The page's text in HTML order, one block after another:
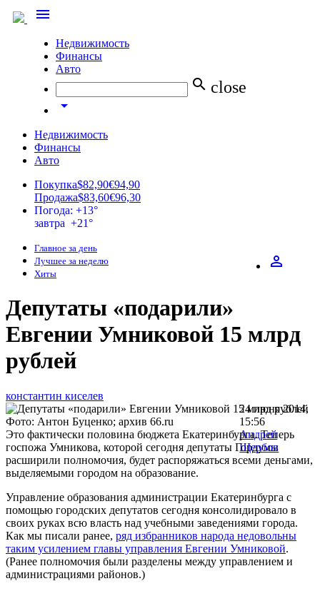
menu
Недвижимость
Финансы
Авто
search close
arrow_drop_down
Недвижимость
Финансы
Авто
Покупка$82,90€94,90
Продажа$83,60€96,30
Погода: +13°
завтра +21°
perm_identity
Главное за день
Лучшее за неделю
Хиты
Депутаты «подарили»
Евгении Умниковой 15 млрд
рублей
константин киселев
24 июня 2014,
15:56
Андрей
Щербов
Фото: Антон Буценко; архив 66.ru
Это фактически половина бюджета Екатеринбурга. Теперь
госпожа Умникова, которой сегодня депутаты Гордумы
расширили полномочия, будет распоряжаться всеми деньгами,
выделяемыми городом на образование.
Управление образования администрации Екатеринбурга с
помощью городских депутатов сегодня консолидировало в
своих руках всю власть над учебными заведениями города.
Как мы писали ранее, ряд избранников народа недовольны
таким усилением главы управления Евгении Умниковой.
(Ранее полномочия были разделены между управлением и
администрациями районов.)